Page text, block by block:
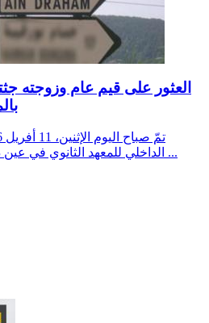
العثور على قيم عام وزوجته
الداخلي للمعهد الثانوي في عين دراهم وزوجته جثتين هامدتي ...